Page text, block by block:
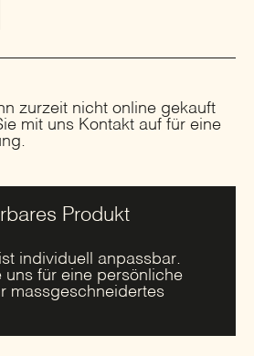
zurzeit nicht online gekauft
mit uns Kontakt auf für eine
Produkt
individuell anpassbar.
uns für eine persönliche
massgeschneidertes